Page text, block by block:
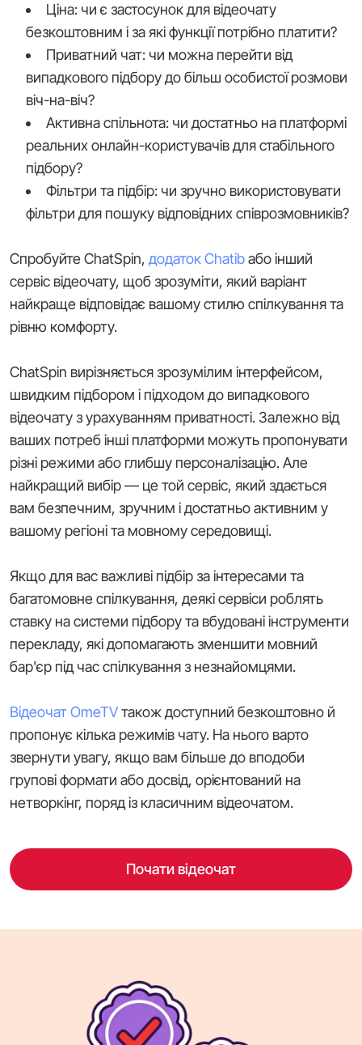
Ціна: чи є застосунок для відеочату
безкоштовним і за які функції потрібно платити?
Приватний чат: чи можна перейти від
випадкового підбору до більш особистої розмови
віч-на-віч?
Активна спільнота: чи достатньо на платформі
реальних онлайн-користувачів для стабільного
підбору?
Фільтри та підбір: чи зручно використовувати
фільтри для пошуку відповідних співрозмовників?
Спробуйте ChatSpin, додаток Chatibабо інший
сервіс відеочату, щоб зрозуміти, який варіант
найкраще відповідає вашому стилю спілкування та
рівню комфорту.
ChatSpin вирізняється зрозумілим інтерфейсом,
швидким підбором і підходом до випадкового
відеочату з урахуванням приватності. Залежно від
ваших потреб інші платформи можуть пропонувати
різні режими або глибшу персоналізацію. Але
найкращий вибір — це той сервіс, який здається
вам безпечним, зручним і достатньо активним у
вашому регіоні та мовному середовищі.
Якщо для вас важливі підбір за інтересами та
багатомовне спілкування, деякі сервіси роблять
ставку на системи підбору та вбудовані інструменти
перекладу, які допомагають зменшити мовний
бар'єр під час спілкування з незнайомцями.
Відеочат OmeTVтакож доступний безкоштовно й
пропонує кілька режимів чату. На нього варто
звернути увагу, якщо вам більше до вподоби
групові формати або досвід, орієнтований на
нетворкінг, поряд із класичним відеочатом.
Почати відеочат